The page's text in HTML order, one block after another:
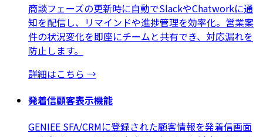
商談フェーズの更新時に自動でSlackやChatworkに通
知を配信し、リマインドや進捗管理を効率化。営業案
件の状況変化を即座にチームと共有でき、対応漏れを
防止します。
詳細はこちら →
発着信顧客表示機能
GENIEE SFA/CRMに登録された顧客情報を発着信画面